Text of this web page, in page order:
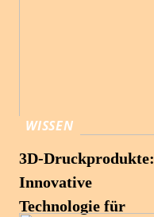
WISSEN
3D-Druckprodukte:
Innovative
Technologie für